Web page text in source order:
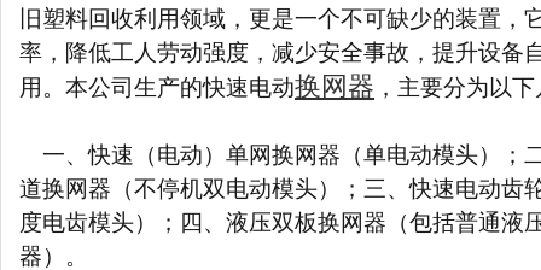
旧塑料回收利用领域，更是一个不可缺少的装置，
率，降低工人劳动强度，减少安全事故，提升设备
用。本公司生产的快速电动换网器 ，主要分为以
一、快速（电动）单网换网器（单电动模头）；
道换网器（不停机双电动模头）；三、快速电动齿
度电齿模头）；四、液压双板换网器（包括普通液
器）。